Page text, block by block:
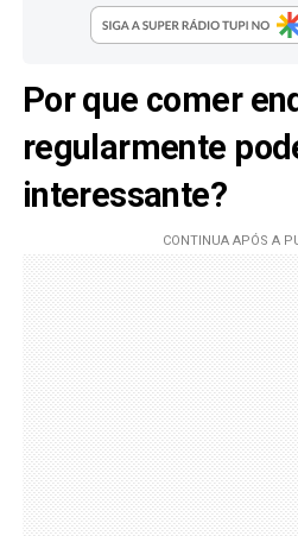
Por que comer
regularmente
interessante?